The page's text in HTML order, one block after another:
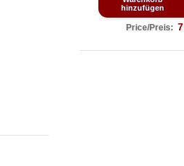
hinzufügen
Price/Preis: